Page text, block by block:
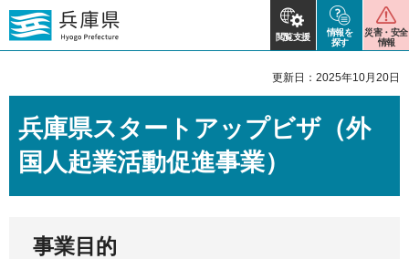
閲覧支援
情報を
探す
災害・安全
情報
更新日：2025年10月20日
兵庫県スタートアップビザ（外
国人起業活動促進事業）
事業目的